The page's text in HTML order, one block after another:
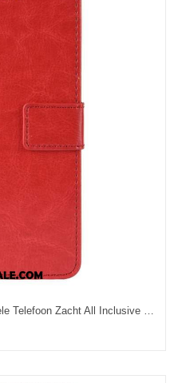
Motorola One Hyper Hoesje Mobiele Telefoon Zacht All Inclusive Folio Bescherming Online